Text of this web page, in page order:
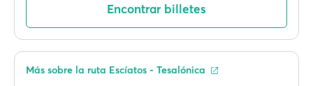
Encontrar billetes
Más sobre la ruta Escíatos - Tesalónica